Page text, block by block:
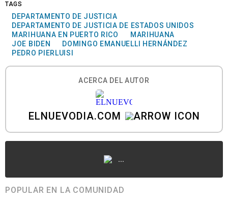
TAGS
DEPARTAMENTO DE JUSTICIA
DEPARTAMENTO DE JUSTICIA DE ESTADOS UNIDOS
MARIHUANA EN PUERTO RICO
MARIHUANA
JOE BIDEN
DOMINGO EMANUELLI HERNÁNDEZ
PEDRO PIERLUISI
ACERCA DEL AUTOR
ELNUEVODIA.COM
...
POPULAR EN LA COMUNIDAD